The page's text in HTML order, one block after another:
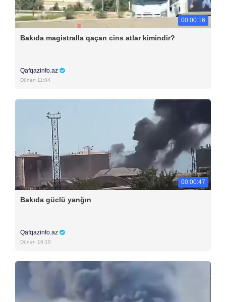
00:00:16
Bakıda magistralla qaçan cins atlar kimindir?
Qafqazinfo.az
Dünən 11:04
00:00:47
Bakıda güclü yanğın
Qafqazinfo.az
Dünən 16:10